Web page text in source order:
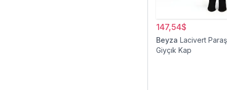
147,54$
Beyza Lacivert
Giyçık Kap